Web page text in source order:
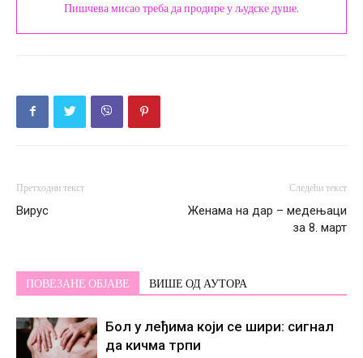
Пишчева мисао треба да продире у људске душе.
Претходни текст
Вирус
Следећи текст
Женама на дар – медењаци
за 8. март
ПОВЕЗАНЕ ОБЈАВЕ ВИШЕ ОД АУТОРА
Бол у леђима који се шири: сигнал
да кичма трпи